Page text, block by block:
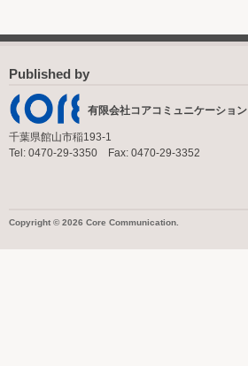
Published by
有限会社コアコミュニケーション
千葉県館山市稲193-1
Tel: 0470-29-3350 Fax: 0470-29-3352
Copyright © 2026 Core Communication.